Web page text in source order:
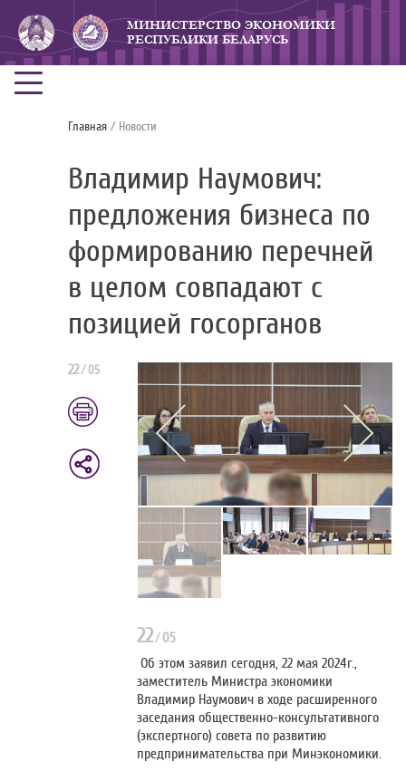
МИНИСТЕРСТВО ЭКОНОМИКИ
РЕСПУБЛИКИ БЕЛАРУСЬ
Главная / Новости
Владимир Наумович:
предложения бизнеса по
формированию перечней
в целом совпадают с
позицией госорганов
22/ 05
22/05
Об этом заявил сегодня, 22 мая 2024г.,
заместитель Министра экономики
Владимир Наумович в ходе расширенного
заседания общественно-консультативного
(экспертного) совета по развитию
предпринимательства при Минэкономики.